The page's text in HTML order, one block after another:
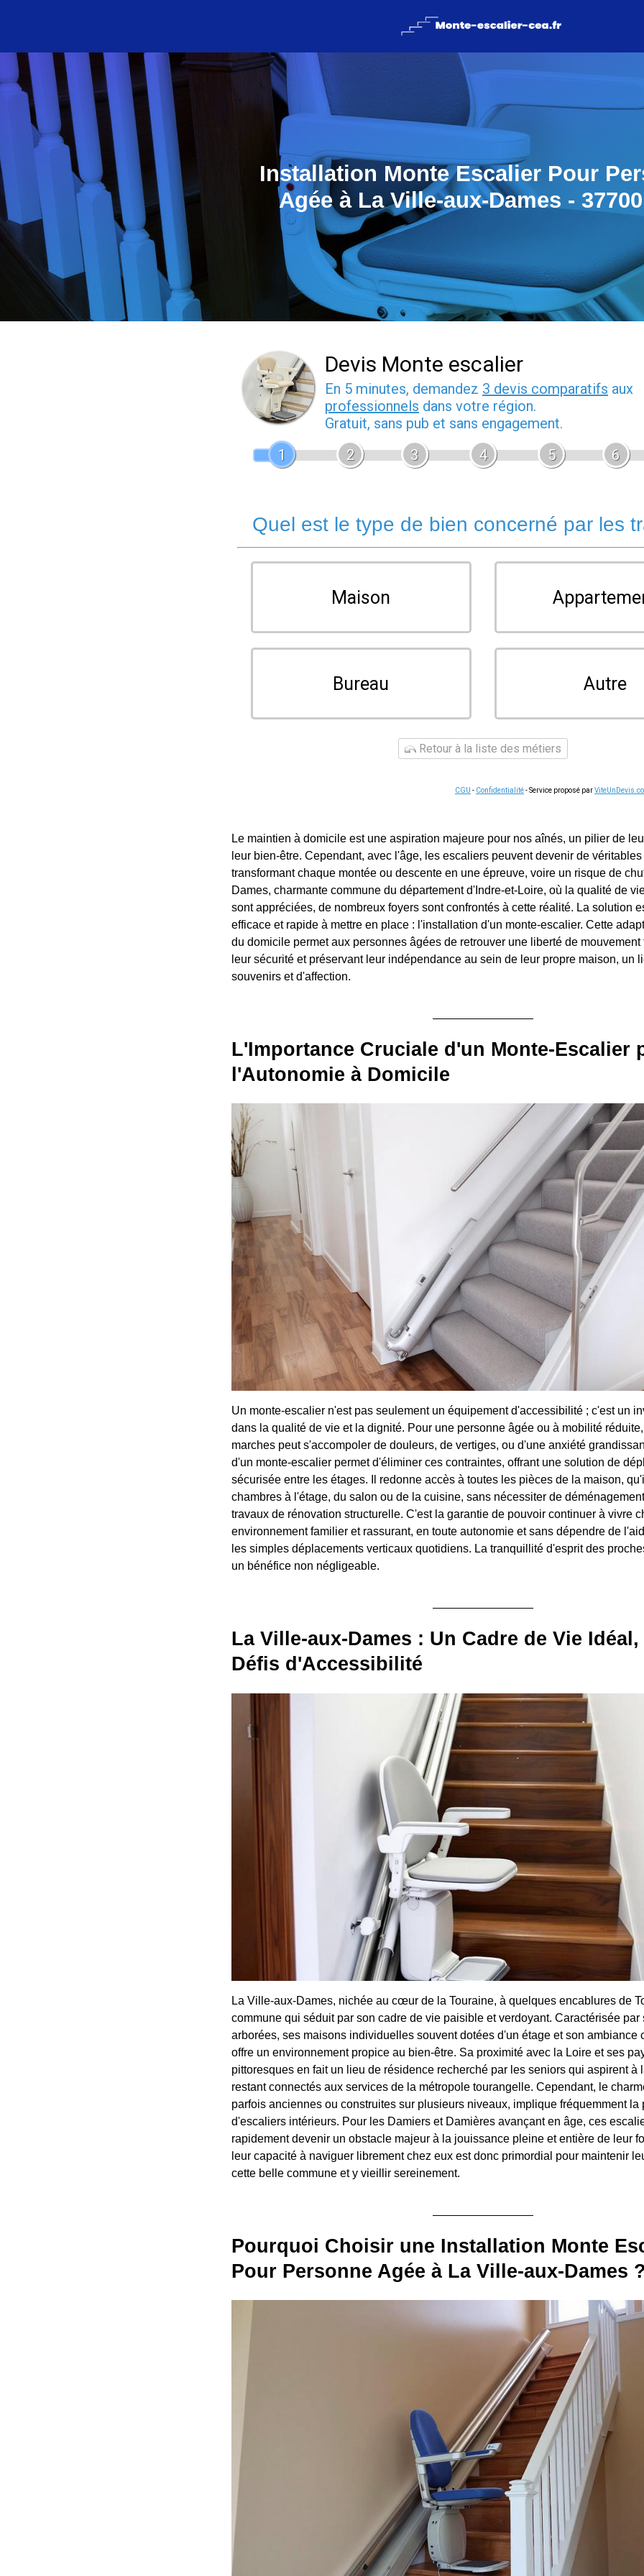
Installation Monte Escalier Pour
Agée à La Ville-aux-Dames -
Devis Monte escalier
En 5 minutes, demandez 3 devis comparatifs aux
professionnels dans votre région.
Gratuit, sans pub et sans engagement.
1
2 3 4 5 6
Quel est le type de bien concerné par les
Maison
Bureau Autre
Retour à la liste des métiers
CGU - Confidentialité- Service proposé par
Le maintien à domicile est une aspiration majeure pour nos aînés, un pilier de
leur bien-être. Cependant, avec l'âge, les escaliers peuvent devenir de
transformant chaque montée ou descente en une épreuve, voire un risque de
Dames, charmante commune du département d'Indre-et-Loire, où la qualité de
sont appréciées, de nombreux foyers sont confrontés à cette réalité. La solution
efficace et rapide à mettre en place : l'installation d'un monte-escalier. Cette
du domicile permet aux personnes âgées de retrouver une liberté de mouvement
leur sécurité et préservant leur indépendance au sein de leur propre maison, un
souvenirs et d'affection.
L'Importance Cruciale d'un Monte-Escalier
l'Autonomie à Domicile
Un monte-escalier n'est pas seulement un équipement d'accessibilité ; c'est un
dans la qualité de vie et la dignité. Pour une personne âgée ou à mobilité
marches peut s'accompoler de douleurs, de vertiges, ou d'une anxiété
d'un monte-escalier permet d'éliminer ces contraintes, offrant une solution de
sécurisée entre les étages. Il redonne accès à toutes les pièces de la maison,
chambres à l'étage, du salon ou de la cuisine, sans nécessiter de
travaux de rénovation structurelle. C'est la garantie de pouvoir continuer à vivre
environnement familier et rassurant, en toute autonomie et sans dépendre de
les simples déplacements verticaux quotidiens. La tranquillité d'esprit des
un bénéfice non négligeable.
La Ville-aux-Dames : Un Cadre de Vie
Défis d'Accessibilité
La Ville-aux-Dames, nichée au cœur de la Touraine, à quelques encablures de
commune qui séduit par son cadre de vie paisible et verdoyant. Caractérisée par
arborées, ses maisons individuelles souvent dotées d'un étage et son ambiance
offre un environnement propice au bien-être. Sa proximité avec la Loire et ses
pittoresques en fait un lieu de résidence recherché par les seniors qui aspirent à
restant connectés aux services de la métropole tourangelle. Cependant, le
parfois anciennes ou construites sur plusieurs niveaux, implique fréquemment la
d'escaliers intérieurs. Pour les Damiers et Damières avançant en âge, ces
rapidement devenir un obstacle majeur à la jouissance pleine et entière de leur
leur capacité à naviguer librement chez eux est donc primordial pour maintenir
cette belle commune et y vieillir sereinement.
Pourquoi Choisir une Installation Monte
Pour Personne Agée à La Ville-aux-Dames